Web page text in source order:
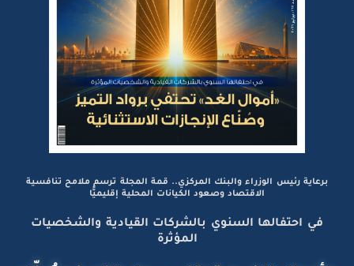
برعاية رئيس الوزراء والبنك المركزي.. قمة المجلة ترسم ملامح تنافسية
الاقتصاد وصعود الكيانات المحلية إقليميًّا
في احتفالها السنوي بالشركات القيادية والشخصيات
المؤثرة